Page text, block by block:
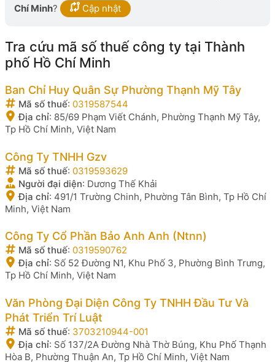
Chí Minh? Cập nhật
Tra cứu mã số thuế công ty tại Thành
phố Hồ Chí Minh
Ban Chỉ Huy Quân Sự Phường Thạnh Mỹ Tây
Mã số thuế: 0319587544
Địa chỉ: 85/69 Phạm Viết Chánh, Phường Thạnh Mỹ Tây,
Tp Hồ Chí Minh, Việt Nam
Công Ty TNHH Gzv
Mã số thuế: 0319593629
Người đại diện: Dương Thế Khải
Địa chỉ: 491/1 Trường Chinh, Phường Tân Bình, Tp Hồ Chí
Minh, Việt Nam
Công Ty Cổ Phần Bảo Anh Anh (Ntnn)
Mã số thuế: 0319590762
Địa chỉ: Số 52 Đường N1, Khu Phố 3, Phường Bình Trưng,
Tp Hồ Chí Minh, Việt Nam
Văn Phòng Đại Diện Công Ty TNHH Đầu Tư Và
Phát Triển Trí Luật
Mã số thuế: 3703210944-001
Địa chỉ: Số 137/2A Đường Nhà Thờ Búng, Khu Phố Thạnh
Hòa B, Phường Thuận An, Tp Hồ Chí Minh, Việt Nam